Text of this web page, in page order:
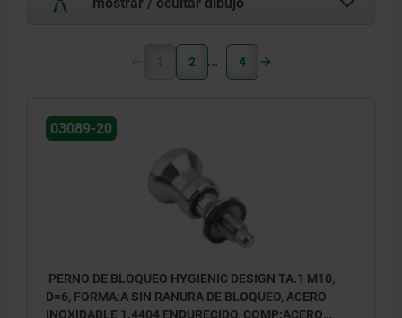
1 2 4
03089-20
PERNO DE BLOQUEO HYGIENIC DESIGN TA.1 M10,
D=6, FORMA:A SIN RANURA DE BLOQUEO, ACERO
INOXIDABLE 1.4404 ENDURECIDO, COMP:ACERO